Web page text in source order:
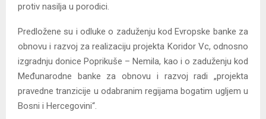
protiv nasilja u porodici.
Predložene su i odluke o zaduženju kod Evropske banke za
obnovu i razvoj za realizaciju projekta Koridor Vc, odnosno
izgradnju donice Poprikuše – Nemila, kao i o zaduženju kod
Međunarodne banke za obnovu i razvoj radi „projekta
pravedne tranzicije u odabranim regijama bogatim ugljem u
Bosni i Hercegovini“.